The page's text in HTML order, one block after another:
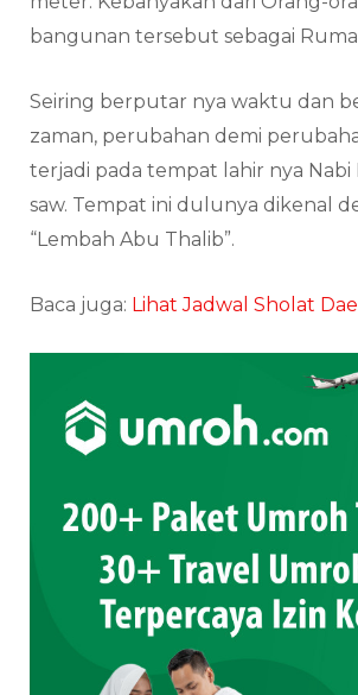
bangunan tersebut sebagai
Seiring berputar nya waktu dan
zaman, perubahan demi
terjadi pada tempat lahir nya Nabi
saw. Tempat ini dulunya dikenal
“Lembah Abu Thalib”.
Baca juga: Lihat Jadwal Sholat